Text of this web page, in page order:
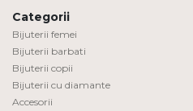
Categorii
Bijuterii femei
Bijuterii barbati
Bijuterii copii
Bijuterii cu diamante
Accesorii